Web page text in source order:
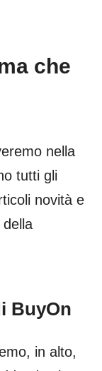
che
nella
tutti gli
novità e
BuyOn
in alto,